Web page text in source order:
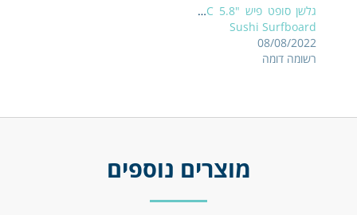
גלשן סופט פיש "5.8 CBC
Sushi Surfboard
08/08/2022
רשומה דומה
מוצרים נוספים